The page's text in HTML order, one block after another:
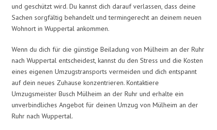
und geschützt wird. Du kannst dich darauf verlassen, dass deine
Sachen sorgfältig behandelt und termingerecht an deinem neuen
Wohnort in Wuppertal ankommen.
Wenn du dich für die günstige Beiladung von Mülheim an der Ruhr
nach Wuppertal entscheidest, kannst du den Stress und die Kosten
eines eigenen Umzugstransports vermeiden und dich entspannt
auf dein neues Zuhause konzentrieren. Kontaktiere
Umzugsmeister Busch Mülheim an der Ruhr und erhalte ein
unverbindliches Angebot für deinen Umzug von Mülheim an der
Ruhr nach Wuppertal.